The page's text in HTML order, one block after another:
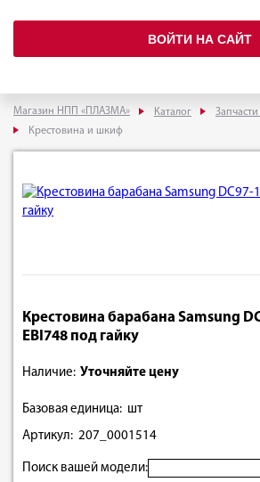
ВОЙТИ НА САЙТ
Магазин НПП «ПЛАЗМА» Каталог
Крестовина и шкиф
Крестовина барабана Samsung
EBI748 под гайку
Наличие: Уточняйте цену
Базовая единица: шт
Артикул: 207_0001514
Поиск вашей модели: